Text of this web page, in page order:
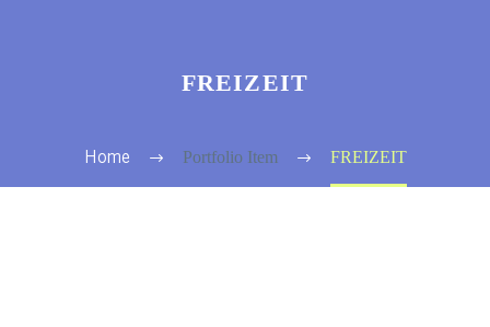
FREIZEIT
Home Portfolio Item FREIZEIT